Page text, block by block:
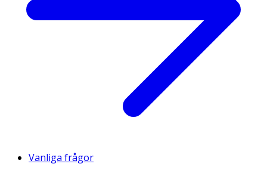
Vanliga frågor